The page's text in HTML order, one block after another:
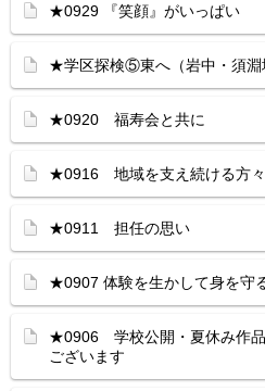
★0929 『笑顔』がいっぱい
★学区探検⑤東へ（岩中・須淵
★0920 福寿会と共に
★0916 地域を支え続ける方
★0911 担任の思い
★0907 体験を生かして身を守
★0906 学校公開・夏休み作品
ございます